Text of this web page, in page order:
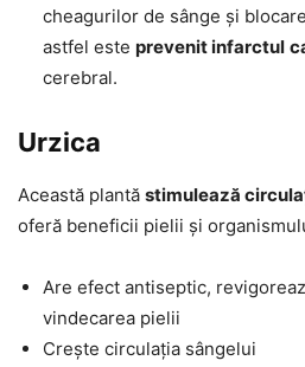
cheagurilor de sânge și
astfel este prevenit infarctul
cerebral.
Urzica
Această plantă stimulează
oferă beneficii pielii și
Are efect antiseptic,
vindecarea pielii
Crește circulația sângelui